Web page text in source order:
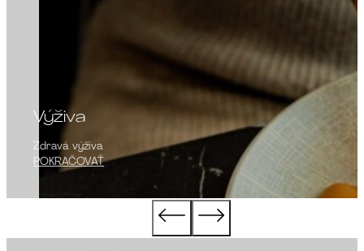
Výživa
Zdravá výživa
POKRAČOVAŤ